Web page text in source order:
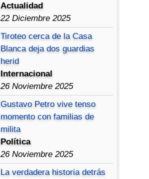
Actualidad
22 Diciembre 2025
Tiroteo cerca de la Casa
Blanca deja dos guardias
herid
Internacional
26 Noviembre 2025
Gustavo Petro vive tenso
momento con familias de
milita
Política
26 Noviembre 2025
La verdadera historia detrás